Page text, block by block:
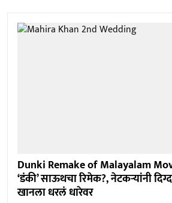
Dunki Remake of Malayalam
‘डंकी’ साऊथचा रिमेक?, नेटकऱ्यांनी
खानला धरलं धारेवर